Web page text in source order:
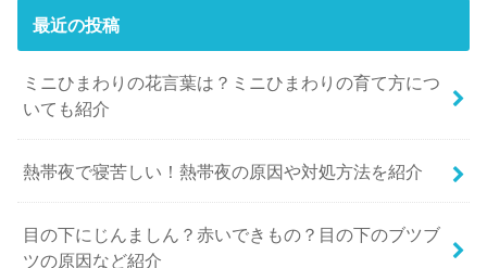
最近の投稿
ミニひまわりの花言葉は？ミニひまわりの育て方につ
いても紹介
熱帯夜で寝苦しい！熱帯夜の原因や対処方法を紹介
目の下にじんましん？赤いできもの？目の下のブツブ
ツの原因など紹介